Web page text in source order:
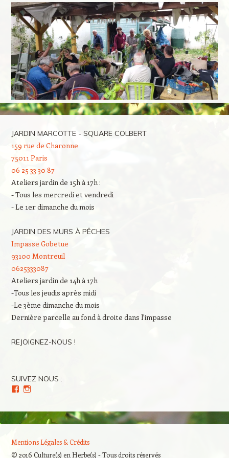
JARDIN MARCOTTE - SQUARE COLBERT
159 rue de Charonne
75011 Paris
06 25 33 30 87
Ateliers jardin de 15h à 17h :
- Tous les mercredi et vendredi
- Le 1er dimanche du mois
JARDIN DES MURS À PÊCHES
Impasse Gobetue
93100 Montreuil
0625333087
Ateliers jardin de 14h à 17h
-Tous les jeudis après midi
-Le 3ème dimanche du mois
Dernière parcelle au fond à droite dans l'impasse
REJOIGNEZ-NOUS !
SUIVEZ NOUS :
Voir
de
Culture(s)
Herbe(s)
sur
Facebook
Voir
de
Cultures_en_herbes
Instagram
Mentions Légales & Crédits
© 2016 Culture(s) en Herbe(s) - Tous droits réservés